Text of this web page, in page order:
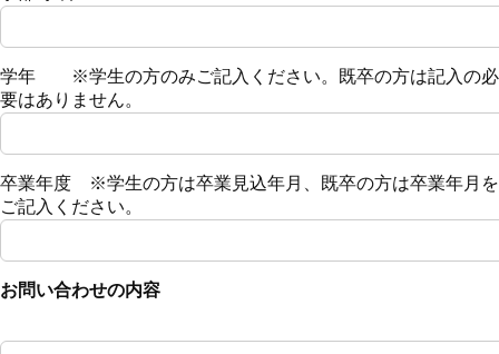
学年 ※学生の方のみご記入ください。既卒の方は記入の必
要はありません。
卒業年度 ※学生の方は卒業見込年月、既卒の方は卒業年月を
ご記入ください。
お問い合わせの内容